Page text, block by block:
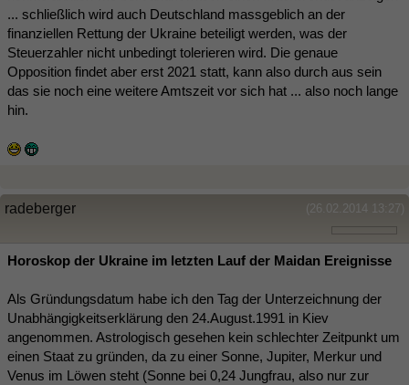
... schließlich wird auch Deutschland massgeblich an der
finanziellen Rettung der Ukraine beteiligt werden, was der
Steuerzahler nicht unbedingt tolerieren wird. Die genaue
Opposition findet aber erst 2021 statt, kann also durch aus sein
das sie noch eine weitere Amtszeit vor sich hat ... also noch lange
hin.
(26.02.2014 13:27)
radeberger
Horoskop der Ukraine im letzten Lauf der Maidan Ereignisse
Als Gründungsdatum habe ich den Tag der Unterzeichnung der
Unabhängigkeitserklärung den 24.August.1991 in Kiev
angenommen. Astrologisch gesehen kein schlechter Zeitpunkt um
einen Staat zu gründen, da zu einer Sonne, Jupiter, Merkur und
Venus im Löwen steht (Sonne bei 0,24 Jungfrau, also nur zur